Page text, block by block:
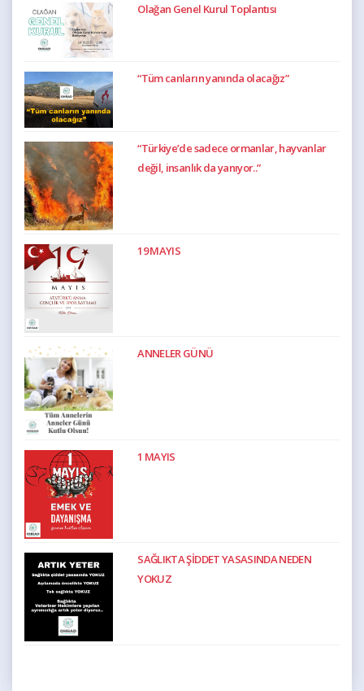
Olağan Genel Kurul Toplantısı
“Tüm canların yanında olacağız”
“Türkiye’de sadece ormanlar, hayvanlar
değil, insanlık da yanıyor..”
19 MAYIS
ANNELER GÜNÜ
1 MAYIS
SAĞLIKTA ŞİDDET YASASINDA NEDEN
YOKUZ